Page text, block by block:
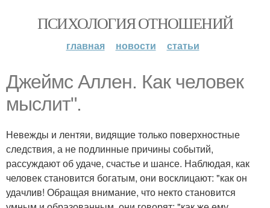
ПСИХОЛОГИЯ ОТНОШЕНИЙ
главная новости статьи
Джеймс Аллен. Как человек
мыслит".
Невежды и лентяи, видящие только поверхностные
следствия, а не подлинные причины событий,
рассуждают об удаче, счастье и шансе. Наблюдая, как
человек становится богатым, они восклицают: "как он
удачлив! Обращая внимание, что некто становится